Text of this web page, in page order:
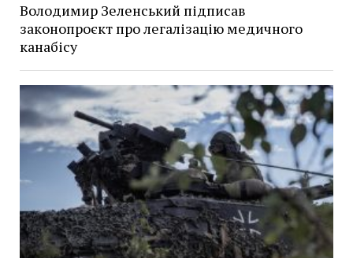
Володимир Зеленський підписав
законопроєкт про легалізацію медичного
канабісу